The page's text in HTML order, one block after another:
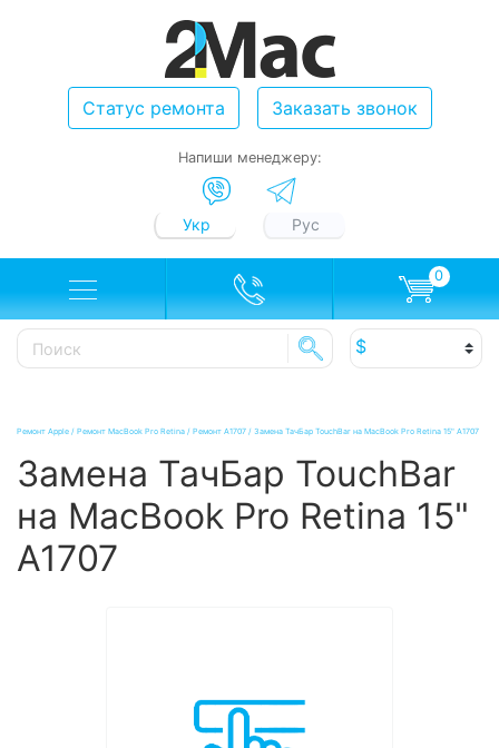
Статус ремонта Заказать звонок
Напиши менеджеру:
Укр Рус
0
Ремонт Apple / Ремонт MacBook Pro Retina / Ремонт A1707 / Замена ТачБар TouchBar на MacBook Pro Retina 15" A1707
Замена ТачБар TouchBar
на MacBook Pro Retina 15"
A1707